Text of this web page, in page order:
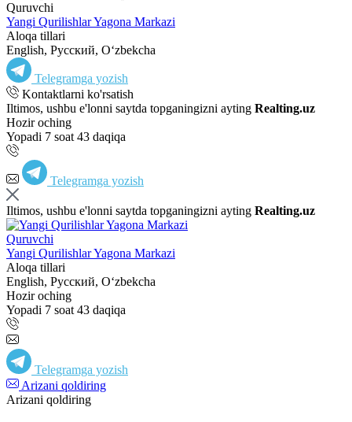
Quruvchi
Yangi Qurilishlar Yagona Markazi
Aloqa tillari
English, Русский, Oʻzbekcha
Telegramga yozish
Kontaktlarni ko'rsatish
Iltimos, ushbu e'lonni saytda topganingizni ayting Realting.uz
Hozir oching
Yopadi 7 soat 43 daqiqa
Telegramga yozish
Iltimos, ushbu e'lonni saytda topganingizni ayting Realting.uz
Quruvchi
Yangi Qurilishlar Yagona Markazi
Aloqa tillari
English, Русский, Oʻzbekcha
Hozir oching
Yopadi 7 soat 43 daqiqa
Telegramga yozish
Arizani qoldiring
Arizani qoldiring